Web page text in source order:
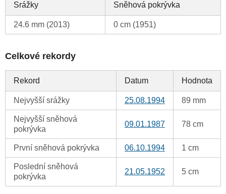
Srážky Sněhová pokrývka
24.6 mm (2013) 0 cm (1951)
Celkové rekordy
Rekord Datum Hodnota
Nejvyšší srážky 25.08.1994 89 mm
Nejvyšší sněhová
pokrývka
09.01.1987 78 cm
První sněhová pokrývka 06.10.1994 1 cm
Poslední sněhová
pokrývka
21.05.1952 5 cm